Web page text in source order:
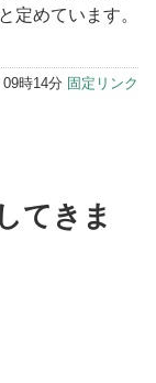
定めています。
時14分 固定リンク
てきま